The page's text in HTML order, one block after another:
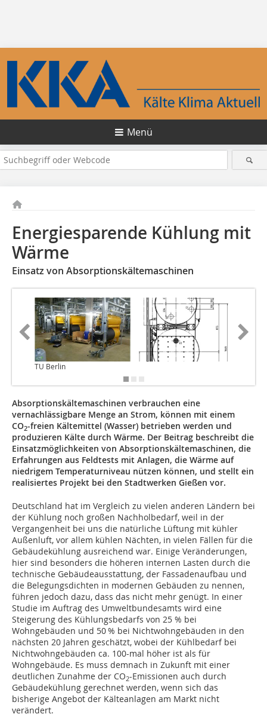
Menü
Energiesparende Kühlung mit
Wärme
Einsatz von Absorptionskältemaschinen
TU Berlin
Absorptionskältemaschinen verbrauchen eine
vernachlässigbare Menge an Strom, können mit einem
CO2-freien Kältemittel (Wasser) betrieben werden und
produzieren Kälte durch Wärme. Der Beitrag beschreibt die
Einsatzmöglichkeiten von Absorptionskältemaschinen, die
Erfahrungen aus Feldtests mit Anlagen, die Wärme auf
niedrigem Temperaturniveau nützen können, und stellt ein
realisiertes Projekt bei den Stadtwerken Gießen vor.
Deutschland hat im Vergleich zu vielen anderen Ländern bei
der Kühlung noch großen Nachholbedarf, weil in der
Vergangenheit bei uns die natürliche Lüftung mit kühler
Außenluft, vor allem kühlen Nächten, in vielen Fällen für die
Gebäudekühlung ausreichend war. Einige Veränderungen,
hier sind besonders die höheren internen Lasten durch die
technische Gebäudeausstattung, der Fassadenaufbau und
die Belegungsdichten in modernen Gebäuden zu nennen,
führen jedoch dazu, dass das nicht mehr genügt. In einer
Studie im Auftrag des Umweltbundesamts wird eine
Steigerung des Kühlungsbedarfs von 25 % bei
Wohngebäuden und 50 % bei Nichtwohngebäuden in den
nächsten 20 Jahren geschätzt, wobei der Kühlbedarf bei
Nichtwohngebäuden ca. 100-mal höher ist als für
Wohngebäude. Es muss demnach in Zukunft mit einer
deutlichen Zunahme der CO2-Emissionen auch durch
Gebäudekühlung gerechnet werden, wenn sich das
bisherige Angebot der Kälteanlagen am Markt nicht
verändert.